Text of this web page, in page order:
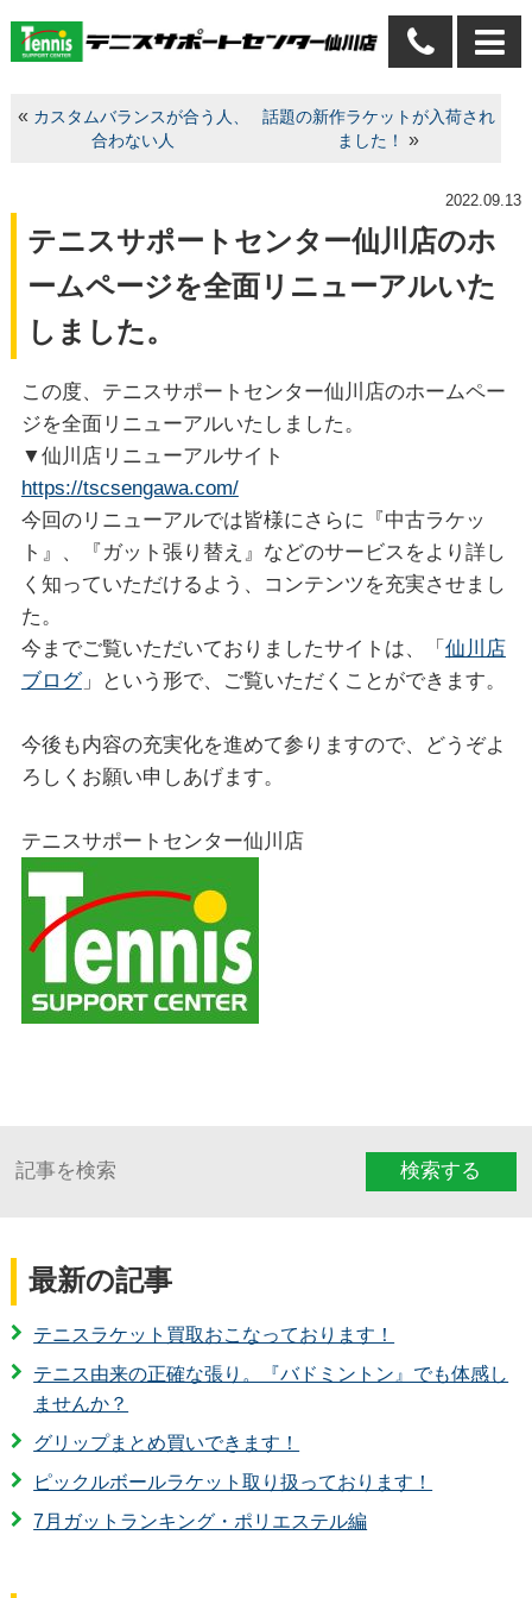
« カスタムバランスが合う人、
合わない人
話題の新作ラケットが入荷され
ました！
»
2022.09.13
テニスサポートセンター仙川店のホ
ームページを全面リニューアルいた
しました。
この度、テニスサポートセンター仙川店のホームペー
ジを全面リニューアルいたしました。
▼仙川店リニューアルサイト
https://tscsengawa.com/
今回のリニューアルでは皆様にさらに『中古ラケッ
ト』、『ガット張り替え』などのサービスをより詳し
く知っていただけるよう、コンテンツを充実させまし
た。
今までご覧いただいておりましたサイトは、「 仙川店
ブログ」という形で、ご覧いただくことができます。
今後も内容の充実化を進めて参りますので、どうぞよ
ろしくお願い申しあげます。
テニスサポートセンター仙川店
検索する
最新の記事
テニスラケット買取おこなっております！
テニス由来の正確な張り。『バドミントン』でも体感し
ませんか？
グリップまとめ買いできます！
ピックルボールラケット取り扱っております！
7月ガットランキング・ポリエステル編